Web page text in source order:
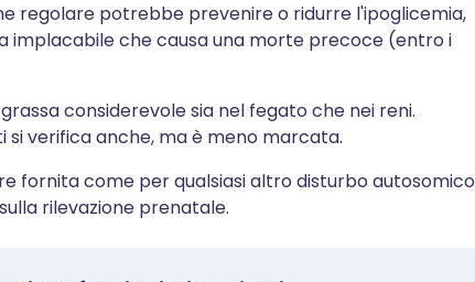
regolare potrebbe prevenire o ridurre l'ipoglicemia,
implacabile che causa una morte precoce (entro i
considerevole sia nel fegato che nei reni.
si verifica anche, ma è meno marcata.
fornita come per qualsiasi altro disturbo autosomico
rilevazione prenatale.